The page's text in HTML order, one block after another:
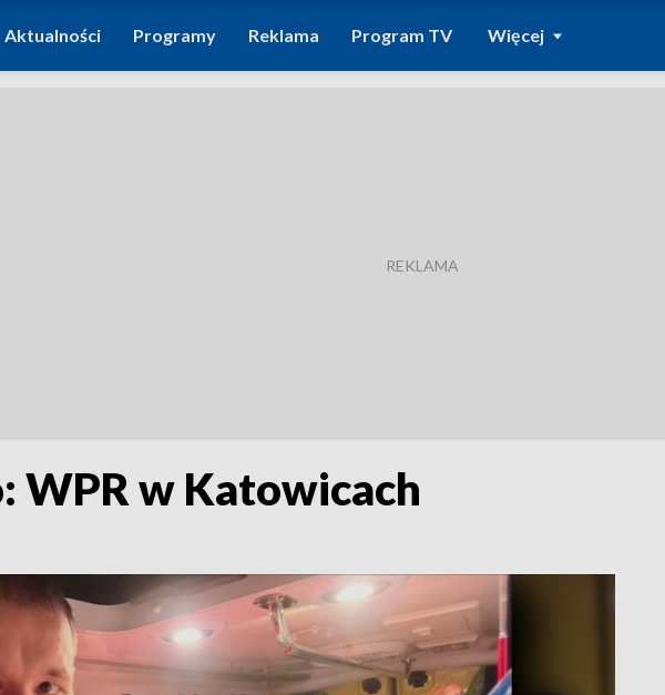
Aktualności Programy Reklama Program TV Więcej
WPR w Katowicach